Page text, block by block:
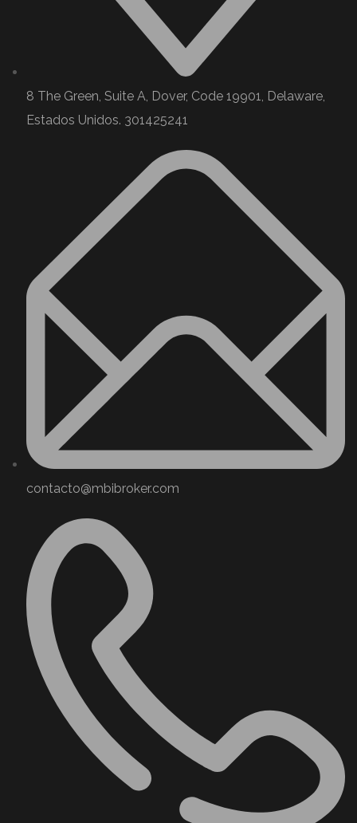
8 The Green, Suite A, Dover, Code 19901, Delaware,
Estados Unidos. 301425241
contacto@mbibroker.com